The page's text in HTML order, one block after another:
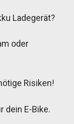
Ladegerät?
oder
Risiken!
dein E-Bike.